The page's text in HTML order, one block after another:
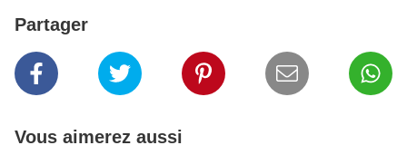
Partager
Vous aimerez aussi